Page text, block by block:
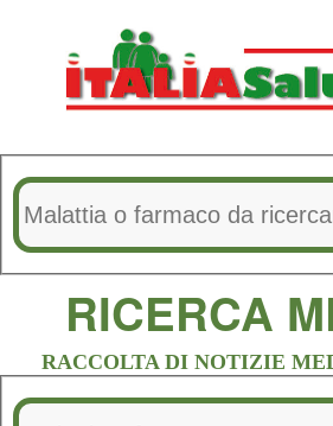
RICERCA
RACCOLTA DI NOTIZIE